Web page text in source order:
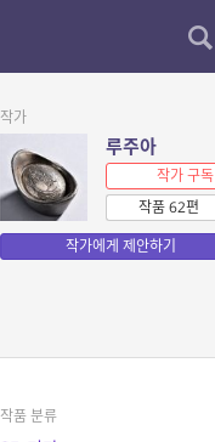
작가
루주아
작가 구독
작품 62편
작가에게 제안하기
작품 분류